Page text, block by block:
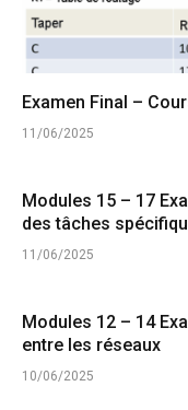
Examen Final –
11/06/2025
Modules 15 – 17
des tâches
11/06/2025
Modules 12 – 14
entre les réseaux
10/06/2025